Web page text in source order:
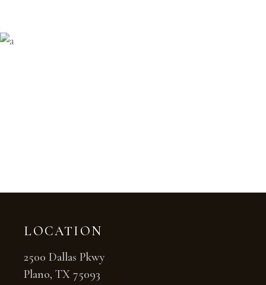
LOCATION
2500 Dallas Pkwy
Plano, TX 75093